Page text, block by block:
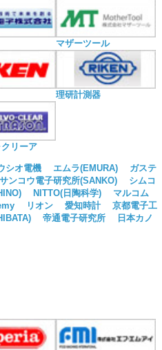
マザーツール
理研計測器
リーア
シオ電機 エムラ(EMURA)
ガステ
サンコウ電子研究所(SANKO)
シムコ
NITTO(日陶科学)
マルコム
リオン 愛知時計
京都電子工
帝通電子研究所
日本カノ